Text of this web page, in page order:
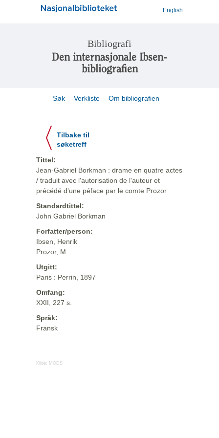
English
Bibliografi
Den internasjonale Ibsen-
bibliografien
Søk Verkliste Om bibliografien
Tilbake til
søketreff
Tittel:
Jean-Gabriel Borkman : drame en quatre actes
/ traduit avec l'autorisation de l'auteur et
précédé d'une péface par le comte Prozor
Standardtittel:
John Gabriel Borkman
Forfatter/person:
Ibsen, Henrik
Prozor, M.
Utgitt:
Paris : Perrin, 1897
Omfang:
XXII, 227 s.
Språk:
Fransk
Kilde: MODS